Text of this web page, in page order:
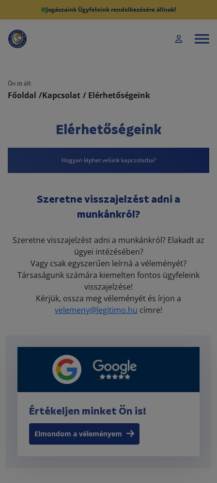
Jogászaink Ügyfeleink rendelkezésére állnak!
Ön itt áll:
Főoldal /Kapcsolat / Elérhetőségeink
Elérhetőségeink
Hogyan léphet velünk kapcsolatba?
Szeretne visszajelzést adni a
munkánkról?
Szeretne visszajelzést adni a munkánkról? Elakadt az
ügyei intézésében?
Vagy csak egyszerűen leírná a véleményét?
Társaságunk számára kiemelten fontos ügyfeleink
visszajelzése!
Kérjük, ossza meg véleményét és írjon a
velemeny@legitimo.hu címre!
Értékeljen minket Ön is!
Elmondom a véleményem